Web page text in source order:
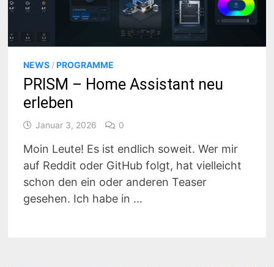
NEWS /PROGRAMME
PRISM – Home Assistant neu
erleben
Januar 3, 2026 0
Moin Leute! Es ist endlich soweit. Wer mir
auf Reddit oder GitHub folgt, hat vielleicht
schon den ein oder anderen Teaser
gesehen. Ich habe in …